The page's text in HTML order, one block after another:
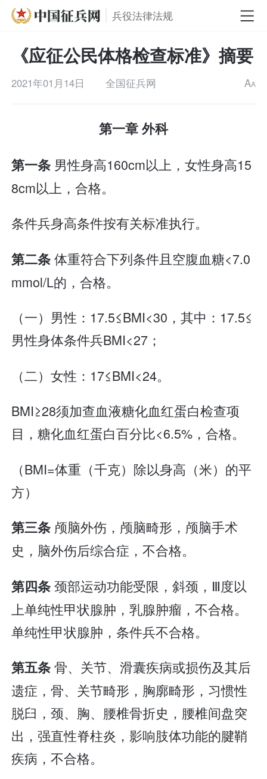
兵役法律法规
《应征公民体格检查标准》摘要
2021年01月14日 全国征兵网 AA
第一章 外科
第一条 男性身高160cm以上，女性身高15
8cm以上，合格。
条件兵身高条件按有关标准执行。
第二条体重符合下列条件且空腹血糖<7.0
mmol/L的，合格。
（一）男性：17.5≤BMI<30，其中：17.5≤
男性身体条件兵BMI<27；
（二）女性：17≤BMI<24。
BMI≥28须加查血液糖化血红蛋白检查项
目，糖化血红蛋白百分比<6.5%，合格。
（BMI=体重（千克）除以身高（米）的平
方）
第三条 颅脑外伤，颅脑畸形，颅脑手术
史，脑外伤后综合症，不合格。
第四条颈部运动功能受限，斜颈，Ⅲ度以
上单纯性甲状腺肿，乳腺肿瘤，不合格。
单纯性甲状腺肿，条件兵不合格。
第五条骨、关节、滑囊疾病或损伤及其后
遗症，骨、关节畸形，胸廓畸形，习惯性
脱臼，颈、胸、腰椎骨折史，腰椎间盘突
出，强直性脊柱炎，影响肢体功能的腱鞘
疾病，不合格。